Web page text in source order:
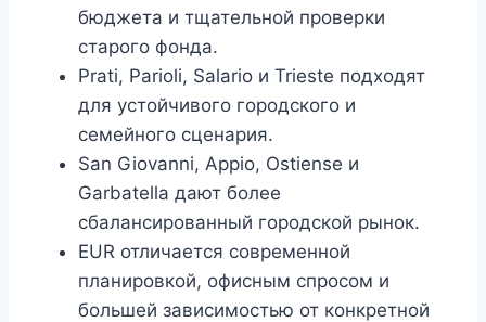
бюджета и тщательной проверки
старого фонда.
Prati, Parioli, Salario и Trieste подходят
для устойчивого городского и
семейного сценария.
San Giovanni, Appio, Ostiense и
Garbatella дают более
сбалансированный городской рынок.
EUR отличается современной
планировкой, офисным спросом и
большей зависимостью от конкретной